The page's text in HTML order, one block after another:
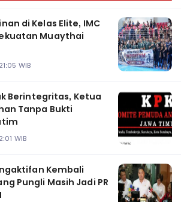
di Kelas Elite, IMC
Muaythai
WIB
Berintegritas, Ketua
Tanpa Bukti
WIB
Kembali
Pungli Masih Jadi PR